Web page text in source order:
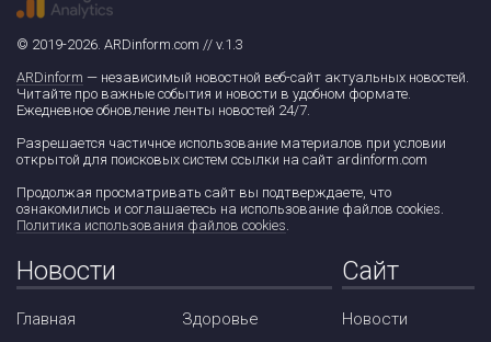
© 2019-2026. ARDinform.com // v.1.3
ARDinform — независимый новостной веб-сайт актуальных новостей.
Читайте про важные события и новости в удобном формате.
Ежедневное обновление ленты новостей 24/7.
Разрешается частичное использование материалов при условии
открытой для поисковых систем ссылки на сайт ardinform.com
Продолжая просматривать сайт вы подтверждаете, что
ознакомились и соглашаетесь на использование файлов cookies.
Политика использования файлов cookies.
Новости
Главная Здоровье
Сайт
Новости